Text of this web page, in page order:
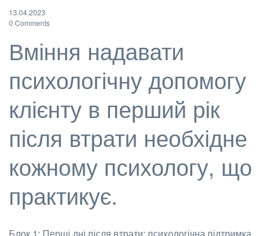
13.04.2023
0 Comments
Вміння надавати
психологічну допомогу
клієнту в перший рік
після втрати необхідне
кожному психологу, що
практикує.
Блок 1: Перші дні після втрати: психологічна підтримка